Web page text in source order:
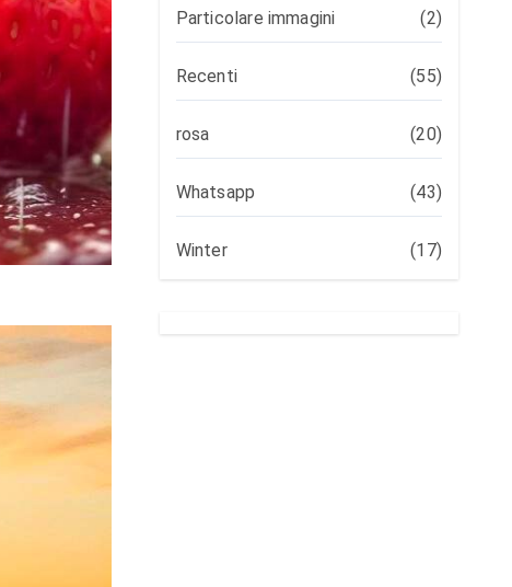
Particolare immagini (2)
Recenti (55)
rosa (20)
Whatsapp (43)
Winter (17)